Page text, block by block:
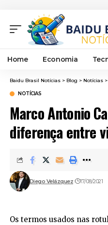
Home Economia
Baidu Brasil Notícias > Blog > Notícias >
NOTÍCIAS
Marco Antonio
diferença entre
Diego Velázquez 17/08/2021
Os termos usados nas